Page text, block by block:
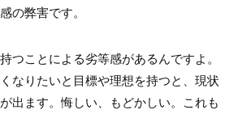
の弊害です。
つことによる劣等感があるんですよ。
なりたいと目標や理想を持つと、現状
出ます。悔しい、もどかしい。これも